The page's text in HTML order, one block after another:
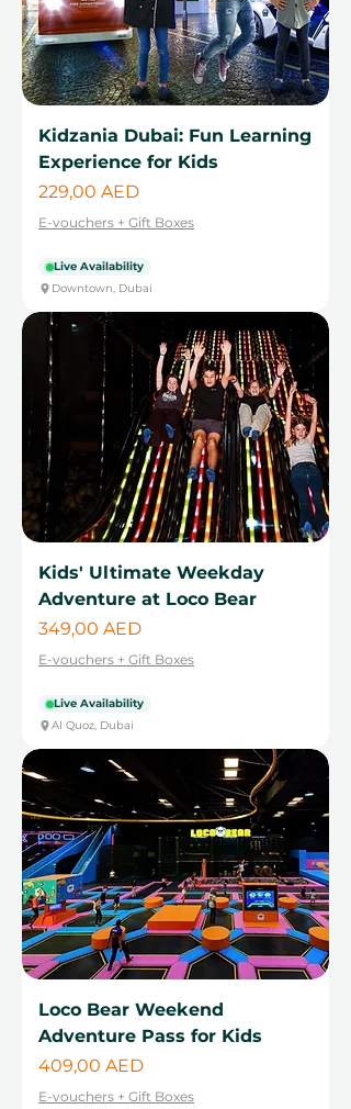
Kidzania Dubai: Fun Learning
Experience for Kids
Cena
229,00 AED
E-vouchers + Gift Boxes
Live Availability
Downtown, Dubai
Kids' Ultimate Weekday
Adventure at Loco Bear
Cena
349,00 AED
E-vouchers + Gift Boxes
Live Availability
Al Quoz, Dubai
Loco Bear Weekend
Adventure Pass for Kids
Cena
409,00 AED
E-vouchers + Gift Boxes